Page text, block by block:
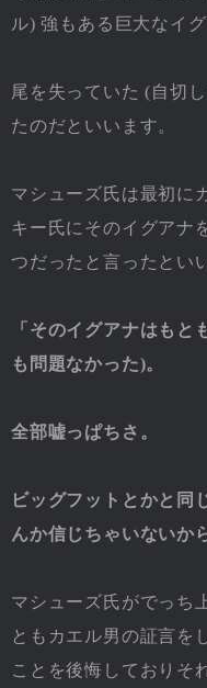
ル) 強もある巨大なイグ
尾を失っていた (自切
たのだといいます。
マシューズ氏は最初に
キー氏にそのイグアナ
つだったと言ったとい
「そのイグアナはもと
も問題なかった)。
全部嘘っぱちさ。
ビッグフットとかと同
んか信じちゃいないか
マシューズ氏がでっち
ともカエル男の証言を
ことを後悔しておりそ